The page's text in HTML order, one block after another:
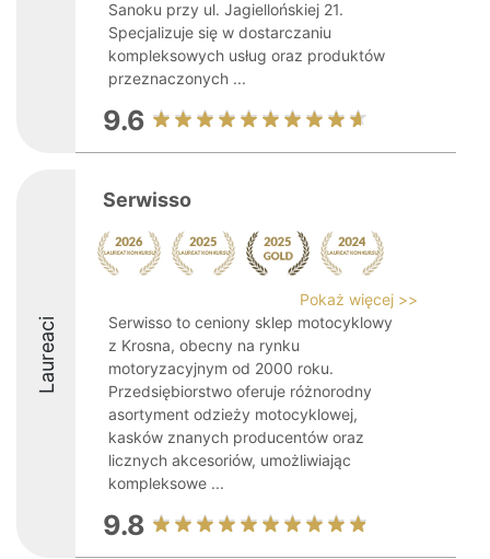
Sanoku przy ul. Jagiellońskiej 21.
Specjalizuje się w dostarczaniu
kompleksowych usług oraz produktów
przeznaczonych ...
9.6
Laureaci
Serwisso
Pokaż więcej >>
Serwisso to ceniony sklep motocyklowy
z Krosna, obecny na rynku
motoryzacyjnym od 2000 roku.
Przedsiębiorstwo oferuje różnorodny
asortyment odzieży motocyklowej,
kasków znanych producentów oraz
licznych akcesoriów, umożliwiając
kompleksowe ...
9.8